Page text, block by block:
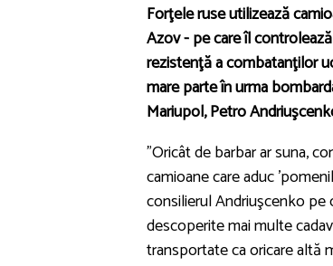
Forţele ruse utilizează
Azov - pe care îl
rezistenţă a combatanţilor
mare parte în urma
Mariupol, Petro
"Oricât de barbar ar suna,
camioane care aduc
consilierul Andriuşcenko pe
descoperite mai multe
transportate ca oricare altă